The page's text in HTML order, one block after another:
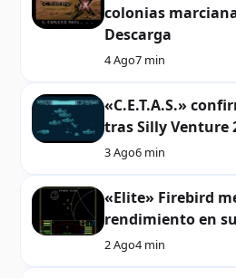
colonias
Descarga
4 Ago7 min
«C.E.T.A.S.»
tras Silly Venture
3 Ago6 min
«Elite» Firebird
rendimiento en
2 Ago4 min